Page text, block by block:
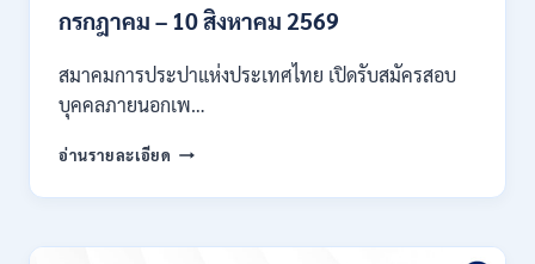
สมัคร
20
กรกฎาคม
–
13
2569
กรกฎาคม – 10 สิงหาคม 2569
สมาคมการประปาแห่งประเทศไทย เปิดรับสมัครสอบ
บุคคลภายนอกเพ…
อ่านรายละเอียด สมาคม
ประปา
ประเทศไทย